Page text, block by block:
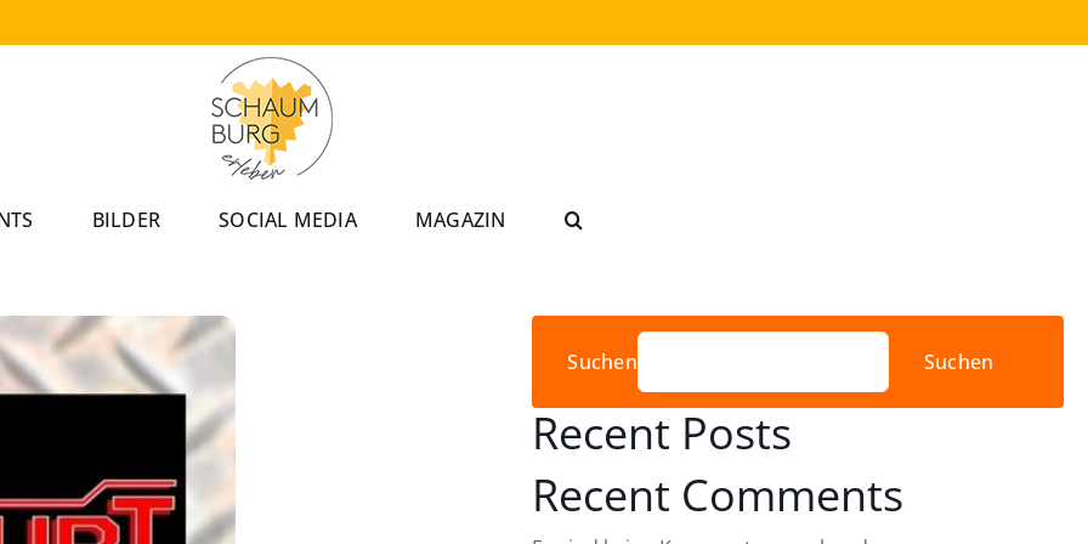
BILDER SOCIAL MEDIA MAGAZIN
Suchen Suchen
Recent Posts
Recent Comments